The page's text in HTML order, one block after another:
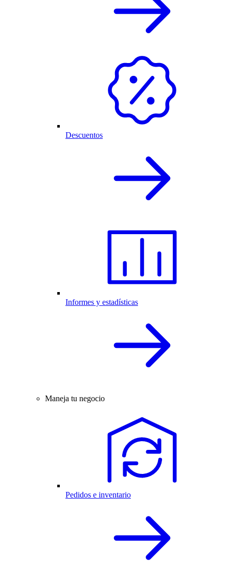
Descuentos
Informes y estadísticas
Maneja tu negocio
Pedidos e inventario